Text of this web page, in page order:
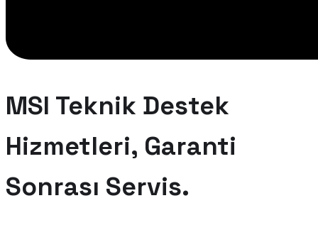
MSI Teknik Destek
Hizmetleri, Garanti
Sonrası Servis.